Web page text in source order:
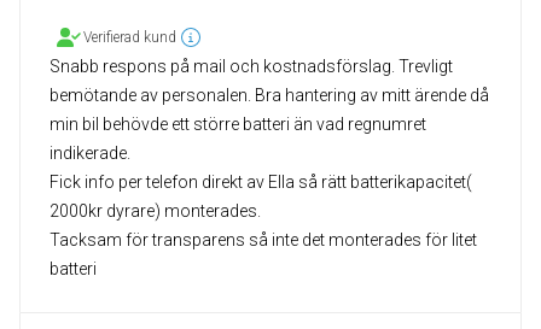
Verifierad kund
Snabb respons på mail och kostnadsförslag. Trevligt
bemötande av personalen. Bra hantering av mitt ärende då
min bil behövde ett större batteri än vad regnumret
indikerade.
Fick info per telefon direkt av Ella så rätt batterikapacitet(
2000kr dyrare) monterades.
Tacksam för transparens så inte det monterades för litet